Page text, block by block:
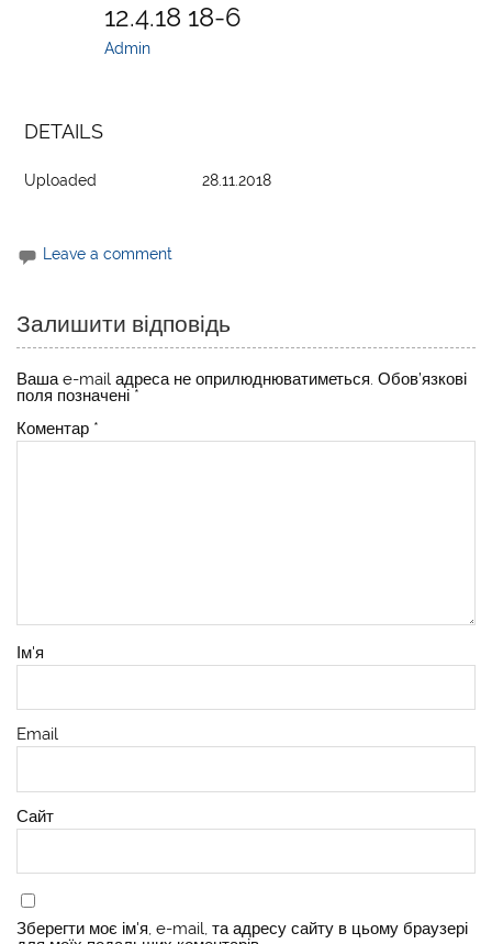
12.4.18 18-6
Admin
DETAILS
Uploaded 28.11.2018
Leave a comment
Залишити відповідь
Ваша e-mail адреса не оприлюднюватиметься. Обов’язкові
поля позначені *
Коментар *
Ім'я
Email
Сайт
Зберегти моє ім'я, e-mail, та адресу сайту в цьому браузері